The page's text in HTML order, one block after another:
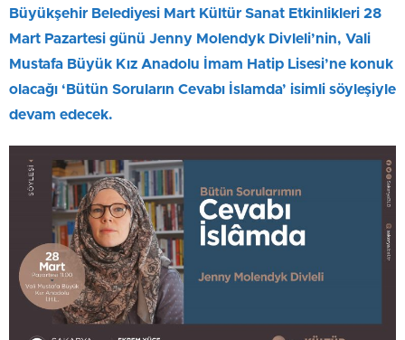
Büyükşehir Belediyesi Mart Kültür Sanat Etkinlikleri 28
Mart Pazartesi günü Jenny Molendyk Divleli’nin, Vali
Mustafa Büyük Kız Anadolu İmam Hatip Lisesi’ne konuk
olacağı ‘Bütün Soruların Cevabı İslamda’ isimli söyleşiyle
devam edecek.